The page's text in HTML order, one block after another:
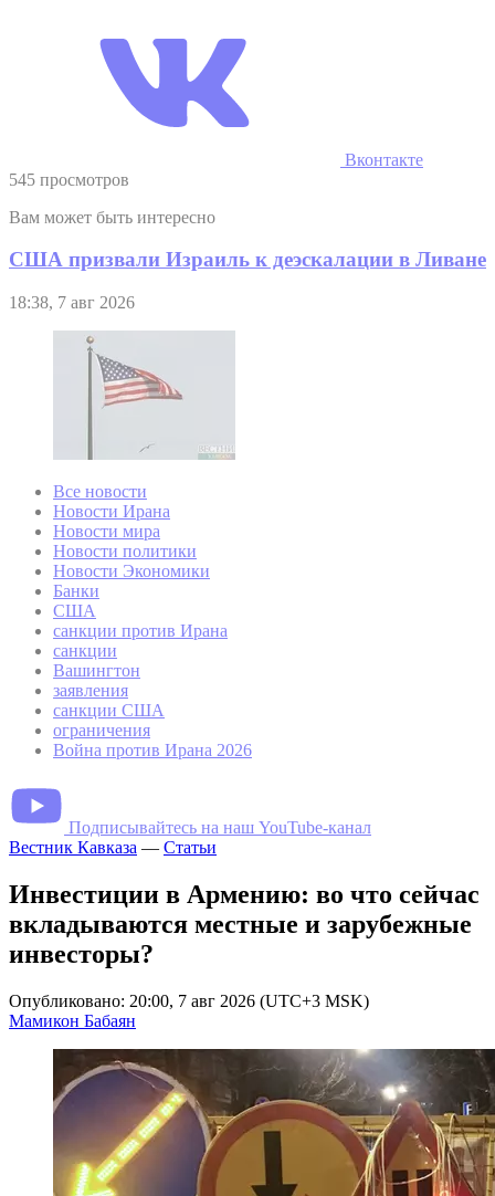
Вконтакте
545 просмотров
Вам может быть интересно
США призвали Израиль к деэскалации в Ливане
18:38, 7 авг 2026
Все новости
Новости Ирана
Новости мира
Новости политики
Новости Экономики
Банки
США
санкции против Ирана
санкции
Вашингтон
заявления
санкции США
ограничения
Война против Ирана 2026
Подписывайтесь на наш YouTube-канал
Вестник Кавказа — Статьи
Инвестиции в Армению: во что сейчас
вкладываются местные и зарубежные
инвесторы?
Опубликовано: 20:00, 7 авг 2026 (UTC+3 MSK)
Мамикон Бабаян